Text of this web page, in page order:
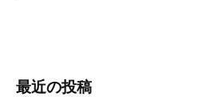
最近の投稿